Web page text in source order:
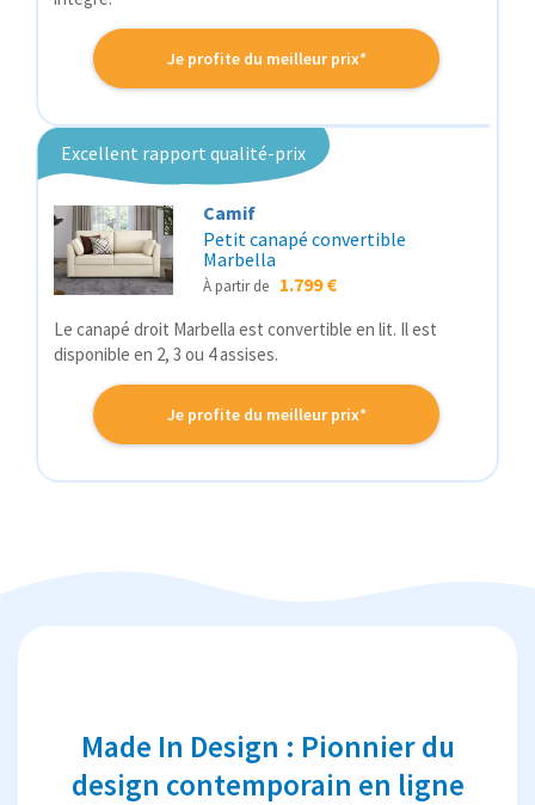
Je profite du meilleur prix*
Excellent rapport qualité-prix
Camif
Petit canapé convertible
Marbella
À partir de 1.799 €
Le canapé droit Marbella est convertible en lit. Il est
disponible en 2, 3 ou 4 assises.
Je profite du meilleur prix*
Made In Design : Pionnier du
design contemporain en ligne